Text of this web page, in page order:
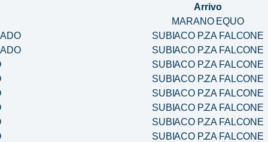
Arrivo
MARANO EQUO
SUBIACO P.ZA FALCONE
SUBIACO P.ZA FALCONE
SUBIACO P.ZA FALCONE
SUBIACO P.ZA FALCONE
SUBIACO P.ZA FALCONE
SUBIACO P.ZA FALCONE
SUBIACO P.ZA FALCONE
SUBIACO P.ZA FALCONE